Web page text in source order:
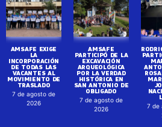
AMSAFE EXIGE
LA
INCORPORACIÓN
DE TODAS LAS
VACANTES AL
MOVIMIENTO DE
TRASLADO
7 de agosto de
2026
AMSAFE
PARTICIPÓ DE LA
EXCAVACIÓN
ARQUEOLÓGICA
POR LA VERDAD
HISTÓRICA EN
SAN ANTONIO DE
OBLIGADO
7 de agosto de
2026
7 de